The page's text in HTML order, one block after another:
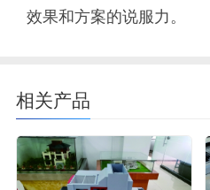
效果和方案的说服力。
相关产品